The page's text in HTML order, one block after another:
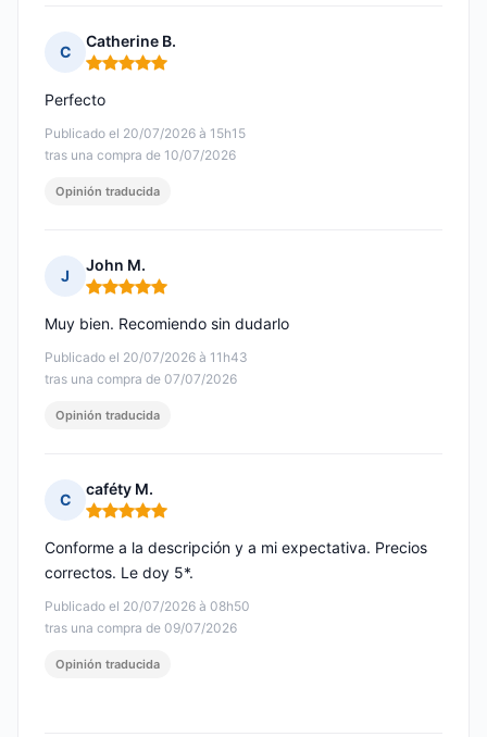
C
Catherine B.
Nota: 5 de 5
Publicado el 20/07/2026 à 15h15
tras una compra de 10/07/2026
Perfecto
Opinión traducida
J
John M.
Nota: 5 de 5
Publicado el 20/07/2026 à 11h43
tras una compra de 07/07/2026
Muy bien. Recomiendo sin dudarlo
Opinión traducida
C
caféty M.
Nota: 5 de 5
Publicado el 20/07/2026 à 08h50
tras una compra de 09/07/2026
Conforme a la descripción y a mi expectativa. Precios
correctos. Le doy 5*.
Opinión traducida